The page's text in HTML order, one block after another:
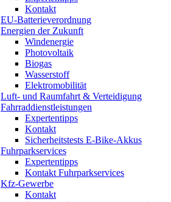
Kontakt
EU-Batterieverordnung
Energien der Zukunft
Windenergie
Photovoltaik
Biogas
Wasserstoff
Elektromobilität
Luft- und Raumfahrt & Verteidigung
Fahrraddienstleistungen
Expertentipps
Kontakt
Sicherheitstests E-Bike-Akkus
Fuhrparkservices
Expertentipps
Kontakt Fuhrparkservices
Kfz-Gewerbe
Kontakt